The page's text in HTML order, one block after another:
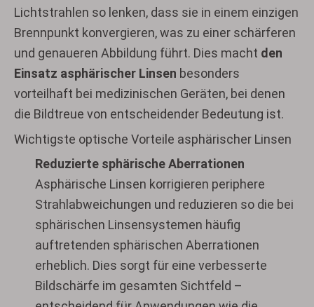
Lichtstrahlen so lenken, dass sie in einem einzigen
Brennpunkt konvergieren, was zu einer schärferen
und genaueren Abbildung führt. Dies macht den
Einsatz asphärischer Linsen besonders
vorteilhaft bei medizinischen Geräten, bei denen
die Bildtreue von entscheidender Bedeutung ist.
Wichtigste optische Vorteile asphärischer Linsen
Reduzierte sphärische Aberrationen
Asphärische Linsen korrigieren periphere
Strahlabweichungen und reduzieren so die bei
sphärischen Linsensystemen häufig
auftretenden sphärischen Aberrationen
erheblich. Dies sorgt für eine verbesserte
Bildschärfe im gesamten Sichtfeld –